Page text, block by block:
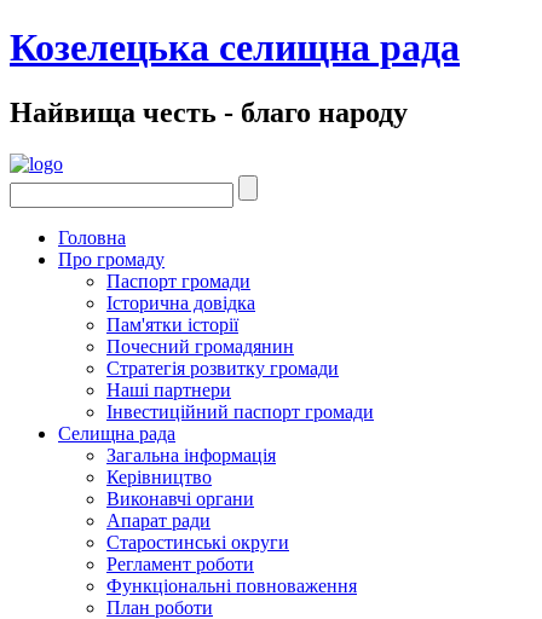
Козелецька селищна рада
Найвища честь - благо народу
Головна
Про громаду
Паспорт громади
Історична довідка
Пам'ятки історії
Почесний громадянин
Стратегія розвитку громади
Наші партнери
Інвестиційний паспорт громади
Селищна рада
Загальна інформація
Керівництво
Виконавчі органи
Апарат ради
Старостинські округи
Регламент роботи
Функціональні повноваження
План роботи